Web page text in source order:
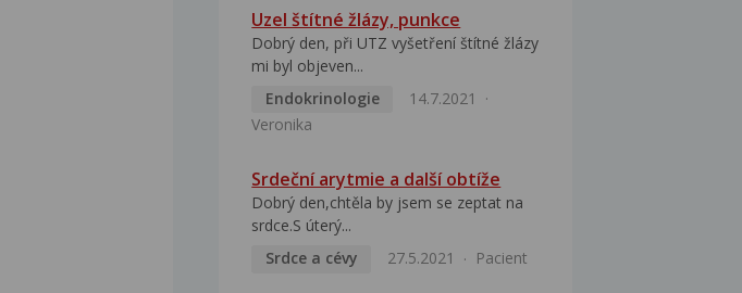
Uzel štítné žlázy, punkce
Dobrý den, při UTZ vyšetření štítné žlázy
mi byl objeven...
Endokrinologie
14.7.2021
Veronika
Srdeční arytmie a další obtíže
Dobrý den,chtěla by jsem se zeptat na
srdce.S úterý...
Srdce a cévy
27.5.2021 Pacient